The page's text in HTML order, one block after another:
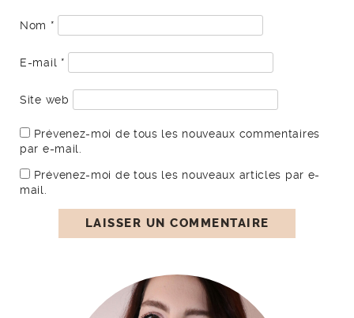
Nom *
E-mail *
Site web
Prévenez-moi de tous les nouveaux commentaires
par e-mail.
Prévenez-moi de tous les nouveaux articles par e-
mail.